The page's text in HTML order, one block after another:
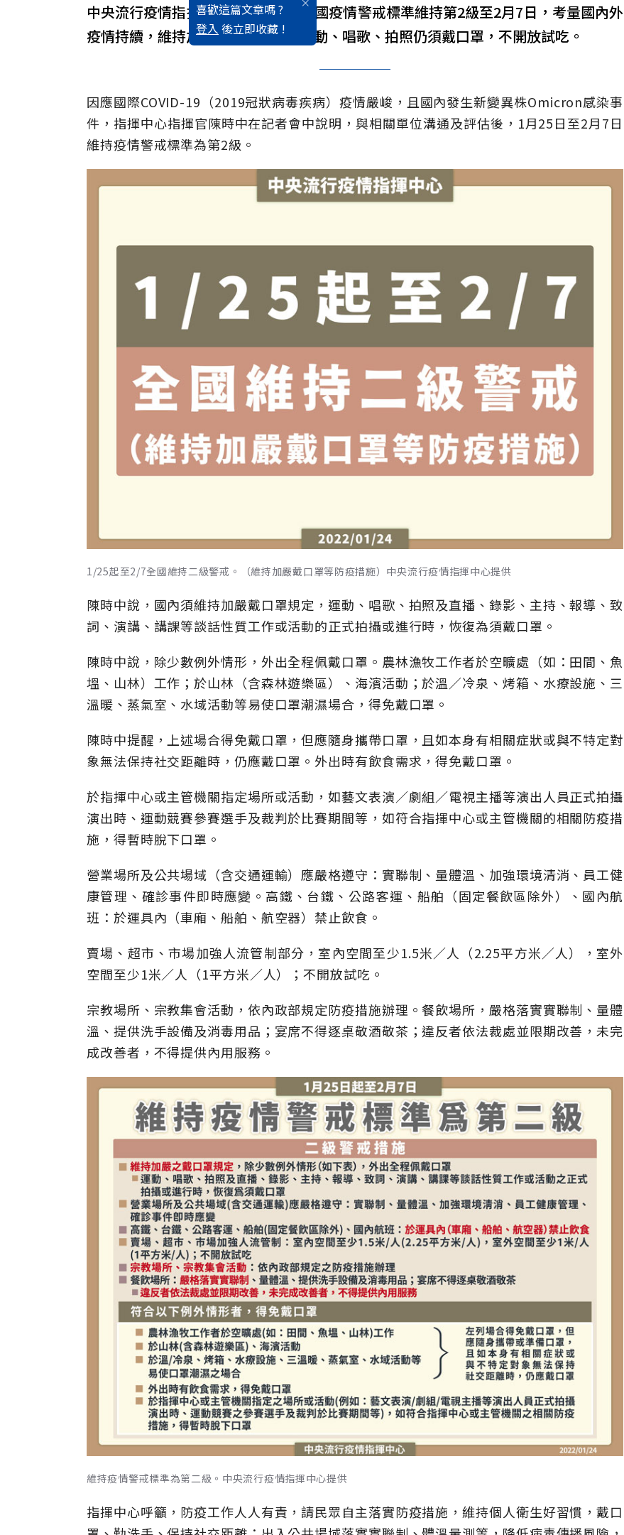
喜歡這篇文章嗎 ?
登入 後立即收藏 !
中央流行疫情指揮中心今天宣布，全國疫情警戒標準維持第2級至2月7日，考量國內外
疫情持續，維持加嚴戴口罩規定，運動、唱歌、拍照仍須戴口罩，不開放試吃。
因應國際COVID-19（2019冠狀病毒疾病）疫情嚴峻，且國內發生新變異株Omicron感染事
件，指揮中心指揮官陳時中在記者會中說明，與相關單位溝通及評估後，1月25日至2月7日
維持疫情警戒標準為第2級。
1/25起至2/7全國維持二級警戒。（維持加嚴戴口罩等防疫措施）中央流行疫情指揮中心提供
陳時中說，國內須維持加嚴戴口罩規定，運動、唱歌、拍照及直播、錄影、主持、報導、致
詞、演講、講課等談話性質工作或活動的正式拍攝或進行時，恢復為須戴口罩。
陳時中說，除少數例外情形，外出全程佩戴口罩。農林漁牧工作者於空曠處（如：田間、魚
塭、山林）工作；於山林（含森林遊樂區）、海濱活動；於溫／冷泉、烤箱、水療設施、三
溫暖、蒸氣室、水域活動等易使口罩潮濕場合，得免戴口罩。
陳時中提醒，上述場合得免戴口罩，但應隨身攜帶口罩，且如本身有相關症狀或與不特定對
象無法保持社交距離時，仍應戴口罩。外出時有飲食需求，得免戴口罩。
於指揮中心或主管機關指定場所或活動，如藝文表演／劇組／電視主播等演出人員正式拍攝
演出時、運動競賽參賽選手及裁判於比賽期間等，如符合指揮中心或主管機關的相關防疫措
施，得暫時脫下口罩。
營業場所及公共場域（含交通運輸）應嚴格遵守：實聯制、量體溫、加強環境清消、員工健
康管理、確診事件即時應變。高鐵、台鐵、公路客運、船舶（固定餐飲區除外）、國內航
班：於運具內（車廂、船舶、航空器）禁止飲食。
賣場、超市、市場加強人流管制部分，室內空間至少1.5米／人（2.25平方米／人），室外
空間至少1米／人（1平方米／人）；不開放試吃。
宗教場所、宗教集會活動，依內政部規定防疫措施辦理。餐飲場所，嚴格落實實聯制、量體
溫、提供洗手設備及消毒用品；宴席不得逐桌敬酒敬茶；違反者依法裁處並限期改善，未完
成改善者，不得提供內用服務。
維持疫情警戒標準為第二級。中央流行疫情指揮中心提供
指揮中心呼籲，防疫工作人人有責，請民眾自主落實防疫措施，維持個人衛生好習慣，戴口